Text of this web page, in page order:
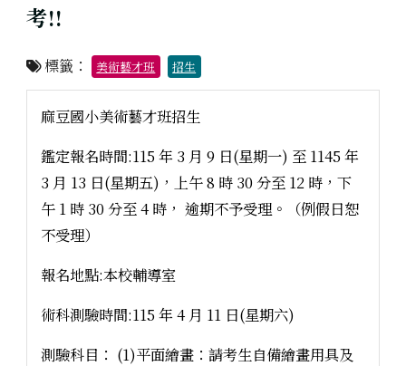
考!!
標籤： 美術藝才班 招生
麻豆國小美術藝才班招生
鑑定報名時間:115 年 3 月 9 日(星期一) 至 1145 年
3 月 13 日(星期五)，上午 8 時 30 分至 12 時，下
午 1 時 30 分至 4 時， 逾期不予受理。（例假日恕
不受理）
報名地點:本校輔導室
術科測驗時間:115 年 4 月 11 日(星期六)
測驗科目： (1)平面繪畫：請考生自備繪畫用具及